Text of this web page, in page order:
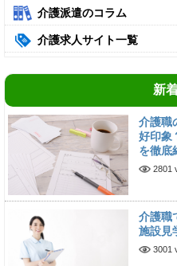
介護派遣のコラム
介護求人サイト一覧
新
介護職
好印象
を徹底
2801
介護職
施設見
3001